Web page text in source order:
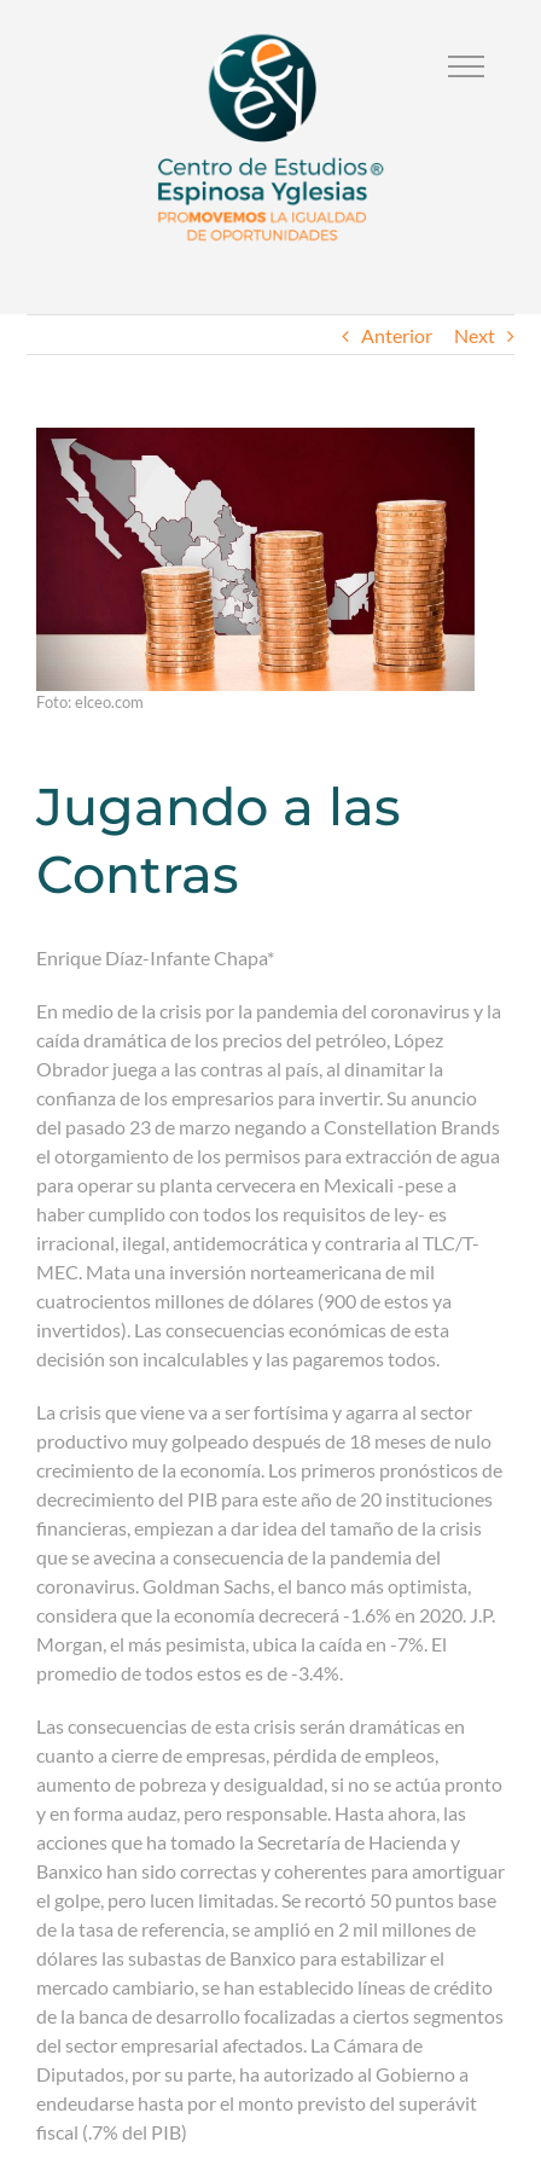
Anterior Next
Foto: elceo.com
Jugando a las
Contras
Enrique Díaz-Infante Chapa*
En medio de la crisis por la pandemia del coronavirus y la
caída dramática de los precios del petróleo, López
Obrador juega a las contras al país, al dinamitar la
confianza de los empresarios para invertir. Su anuncio
del pasado 23 de marzo negando a Constellation Brands
el otorgamiento de los permisos para extracción de agua
para operar su planta cervecera en Mexicali -pese a
haber cumplido con todos los requisitos de ley- es
irracional, ilegal, antidemocrática y contraria al TLC/T-
MEC. Mata una inversión norteamericana de mil
cuatrocientos millones de dólares (900 de estos ya
invertidos). Las consecuencias económicas de esta
decisión son incalculables y las pagaremos todos.
La crisis que viene va a ser fortísima y agarra al sector
productivo muy golpeado después de 18 meses de nulo
crecimiento de la economía. Los primeros pronósticos de
decrecimiento del PIB para este año de 20 instituciones
financieras, empiezan a dar idea del tamaño de la crisis
que se avecina a consecuencia de la pandemia del
coronavirus. Goldman Sachs, el banco más optimista,
considera que la economía decrecerá -1.6% en 2020. J.P.
Morgan, el más pesimista, ubica la caída en -7%. El
promedio de todos estos es de -3.4%.
Las consecuencias de esta crisis serán dramáticas en
cuanto a cierre de empresas, pérdida de empleos,
aumento de pobreza y desigualdad, si no se actúa pronto
y en forma audaz, pero responsable. Hasta ahora, las
acciones que ha tomado la Secretaría de Hacienda y
Banxico han sido correctas y coherentes para amortiguar
el golpe, pero lucen limitadas. Se recortó 50 puntos base
de la tasa de referencia, se amplió en 2 mil millones de
dólares las subastas de Banxico para estabilizar el
mercado cambiario, se han establecido líneas de crédito
de la banca de desarrollo focalizadas a ciertos segmentos
del sector empresarial afectados. La Cámara de
Diputados, por su parte, ha autorizado al Gobierno a
endeudarse hasta por el monto previsto del superávit
fiscal (.7% del PIB)